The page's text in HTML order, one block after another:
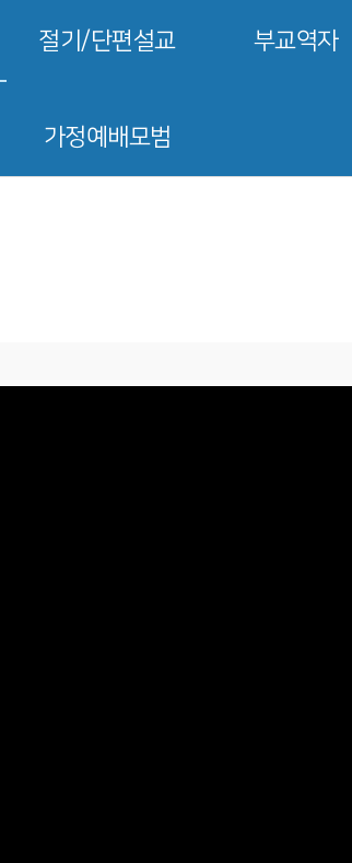
절기/단편설교 부교역자
가정예배모범